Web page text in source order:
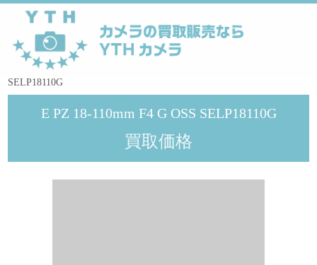
YTHカメラ >
SELP18110G
E PZ 18-110mm F4 G OSS SELP18110G
買取価格